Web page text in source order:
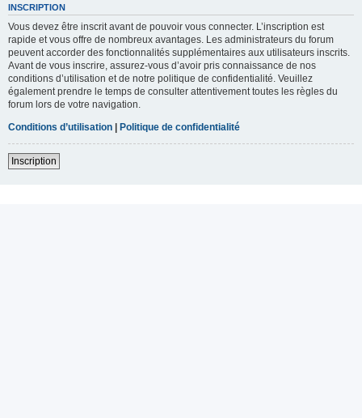
INSCRIPTION
Vous devez être inscrit avant de pouvoir vous connecter. L’inscription est
rapide et vous offre de nombreux avantages. Les administrateurs du forum
peuvent accorder des fonctionnalités supplémentaires aux utilisateurs inscrits.
Avant de vous inscrire, assurez-vous d’avoir pris connaissance de nos
conditions d’utilisation et de notre politique de confidentialité. Veuillez
également prendre le temps de consulter attentivement toutes les règles du
forum lors de votre navigation.
Conditions d’utilisation | Politique de confidentialité
Inscription